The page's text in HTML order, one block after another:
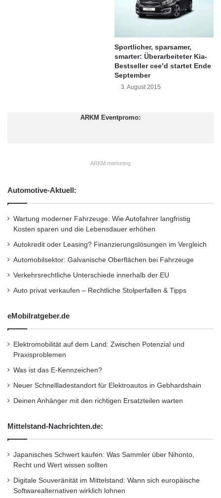
MMD Automobile GmbH.
Kategorie „Kompakt-SUV“
Ökotrend-Zertifikat
Plug-in Hybrid Outlander „Sieger in Grün“
Umwelt-Forschungsinstitut „Ökotrend“
Zeitschrift „Auto Test“
Sportlicher, sparsamer,
smarter: Überarbeiteter Kia-
Bestseller cee’d startet Ende
September
3. August 2015
ARKM Eventpromo:
ARKM.marketing
Automotive-Aktuell:
Wartung moderner Fahrzeuge: Wie Autofahrer langfristig
Kosten sparen und die Lebensdauer erhöhen
Autokredit oder Leasing? Finanzierungslösungen im Vergleich
Automobilsektor: Galvanische Oberflächen bei Fahrzeuge
Verkehrsrechtliche Unterschiede innerhalb der EU
Auto privat verkaufen – Rechtliche Stolperfallen & Tipps
eMobilratgeber.de
Elektromobilität auf dem Land: Zwischen Potenzial und
Praxisproblemen
Was ist das E-Kennzeichen?
Neuer Schnellladestandort für Elektroautos in Gebhardshain
Deinen Anhänger mit den richtigen Ersatzteilen warten
Mittelstand-Nachrichten.de:
Japanisches Schwert kaufen: Was Sammler über Nihonto,
Recht und Wert wissen sollten
Digitale Souveränität im Mittelstand: Wann sich europäische
Softwarealternativen wirklich lohnen